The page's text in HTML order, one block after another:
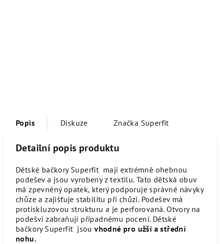
Popis Diskuze Značka Superfit
Detailní popis produktu
Dětské bačkory Superfit mají extrémně ohebnou
podešev a jsou vyrobeny z textilu. Tato dětská obuv
má zpevněný opatek, který podporuje správné návyky
chůze a zajišťuje stabilitu při chůzi. Podešev má
protiskluzovou strukturu a je perforovaná. Otvory na
podešvi zabraňují případnému pocení. Dětské
bačkory Superfit jsouvhodné pro užší a střední
nohu.